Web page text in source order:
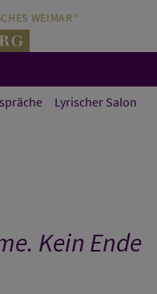
WEIMAR“
Lyrischer Salon
Kein Ende